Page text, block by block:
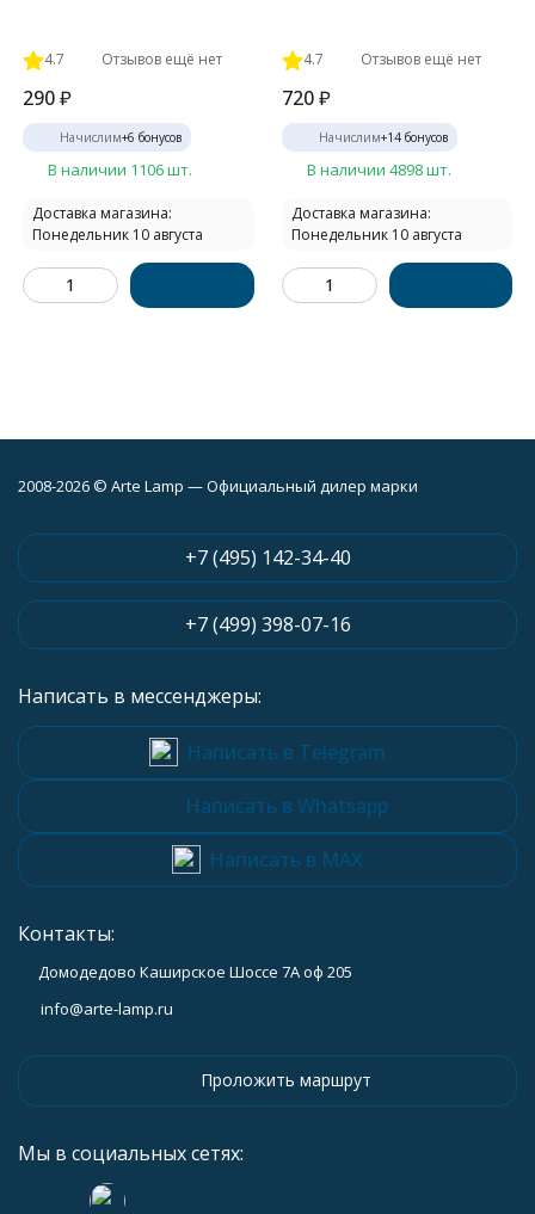
4.7 Отзывов ещё нет
290₽
Начислим+6 бонусов
В наличии 1106 шт.
Доставка магазина:
Понедельник 10 августа
4.7 Отзывов ещё нет
720 ₽
Начислим+14бонусов
В наличии 4898 шт.
Доставка магазина:
Понедельник 10 августа
2008-2026 © Arte Lamp — Официальный дилер марки
+7 (495) 142-34-40
+7 (499) 398-07-16
Написать в мессенджеры:
Написать в Telegram
Написать в Whatsapp
Написать в MAX
Контакты:
Домодедово Каширское Шоссе 7А оф 205
info@arte-lamp.ru
Проложить маршрут
Мы в социальных сетях: